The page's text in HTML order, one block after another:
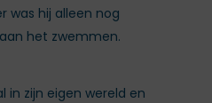
was hij alleen nog
het zwemmen.
in zijn eigen wereld en